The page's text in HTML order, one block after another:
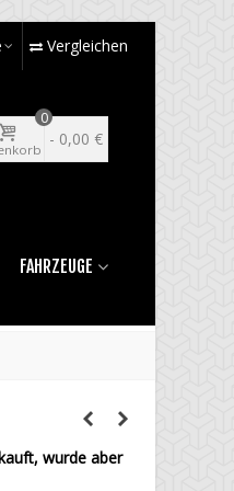
Vergleichen
0
- 0,00 €
FAHRZEUGE
wurde aber